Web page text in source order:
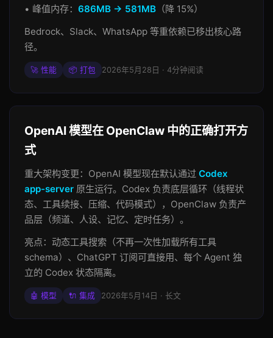
• 峰值内存： 686MB → 581MB （降 15%）
Bedrock、Slack、WhatsApp 等重依赖已移出核心路
径。
🚀 性能 📦 打包 2026年5月28日 · 4分钟阅读
OpenAI 模型在 OpenClaw 中的正确打开方
式
重大架构变更：OpenAI 模型现在默认通过 Codex
app-server 原生运行。Codex 负责底层循环（线程状
态、工具续接、压缩、代码模式），OpenClaw 负责产
品层（频道、人设、记忆、定时任务）。
亮点：动态工具搜索（不再一次性加载所有工具
schema）、ChatGPT 订阅可直接用、每个 Agent 独
立的 Codex 状态隔离。
🤖 模型 🔌 集成 2026年5月14日 · 长文